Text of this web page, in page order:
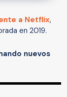
a Netflix,
en 2019.
nuevos